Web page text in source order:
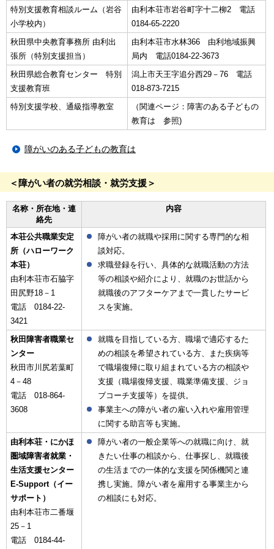
特別支援教育相談ルーム（岩谷
小学校内）
由利本荘市岩谷町字十二柳2 電話
0184-65-2220
秋田県中央教育事務所 由利出
張所（特別支援担当）
由利本荘市水林366 由利地域振興
局内 電話0184-22-3673
秋田県総合教育センター 特別
支援教育班
潟上市天王字追分西29－76 電話
018-873-7215
特別支援学校、通級指導教室
（関連ページ：障害のある子どもの
教育は 参照)
障がいのある子どもの教育は
＜障がい者の就労相談・就労支援＞
名称・所在地・連
絡先
内容
本荘公共職業安定
所（ハローワーク
本荘）
由利本荘市石脇字
田尻野18－1
電話 0184-22-
3421
障がい者の就職や採用に関する専門的な相
談対応。
求職登録を行い、具体的な就職活動の方法
等の相談や紹介により、就職のお世話から
就職後のアフターケアまで一貫したサービ
スを実施。
秋田障害者職業セ
ンター
秋田市川尻若葉町
4－48
電話 018-864-
3608
就職を目指している方、職場で適応するた
めの相談を希望されている方、また疾病等
で職場復帰に取り組まれている方の相談や
支援（職場復帰支援、職業準備支援、ジョ
ブコーチ支援等）を提供。
事業主への障がい者の雇い入れや雇用管理
に関する助言等も実施。
由利本荘・にかほ
圏域障害者就業・
生活支援センター
E-Support（イー
サポート）
由利本荘市二番堰
25－1
電話 0184-44-
障がい者の一般企業等への就職に向け、就
きたい仕事の相談から、仕事探し、就職後
の生活までの一体的な支援を関係機関と連
携し実施。障がい者を雇用する事業主から
の相談にも対応。